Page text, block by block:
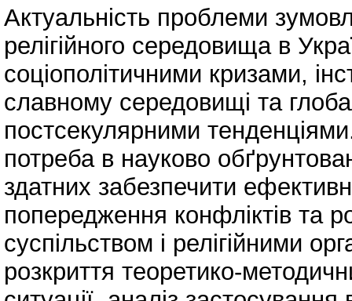
Актуальність проблеми
релігійного середовища в
соціополітичними кризами,
славному середовищі та
постсекулярними
потреба в науково
здатних забезпечити
попередження конфліктів та
суспільством і релігійними
розкриття теоретико-